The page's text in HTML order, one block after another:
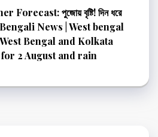
Forecast: পুজোয় বৃষ্টি! দিন ধরে
– Bengali News | West bengal
Bengal and Kolkata
2 August and rain